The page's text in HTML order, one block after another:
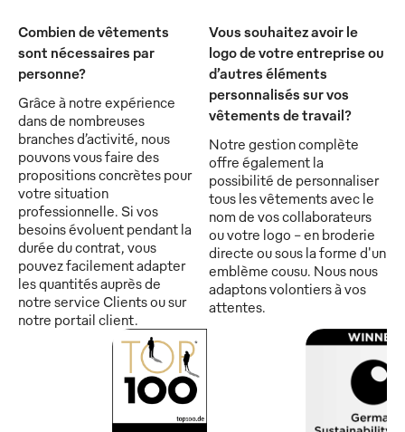
Combien de vêtements
sont nécessaires par
personne?
Grâce à notre expérience
dans de nombreuses
branches d’activité, nous
pouvons vous faire des
propositions concrètes pour
votre situation
professionnelle. Si vos
besoins évoluent pendant la
durée du contrat, vous
pouvez facilement adapter
les quantités auprès de
notre service Clients ou sur
notre portail client.
Vous souhaitez avoir le
logo de votre entreprise ou
d’autres éléments
personnalisés sur vos
vêtements de travail?
Notre gestion complète
offre également la
possibilité de personnaliser
tous les vêtements avec le
nom de vos collaborateurs
ou votre logo - en broderie
directe ou sous la forme d'un
emblème cousu. Nous nous
adaptons volontiers à vos
attentes.